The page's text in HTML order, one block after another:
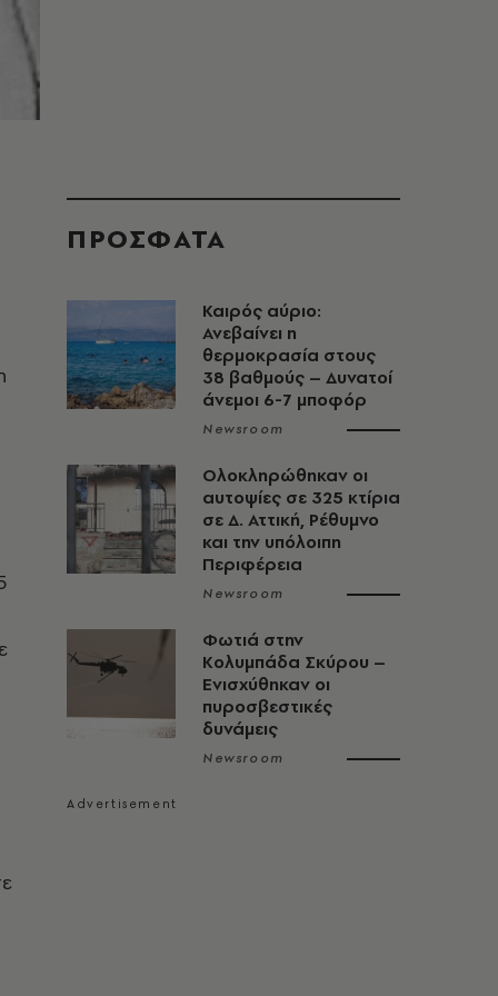
ΠΡΟΣΦΑΤΑ
Καιρός αύριο:
Ανεβαίνει η
θερμοκρασία στους
38 βαθμούς – Δυνατοί
άνεμοι 6-7 μποφόρ
Newsroom
Ολοκληρώθηκαν οι
αυτοψίες σε 325 κτίρια
σε Δ. Αττική, Ρέθυμνο
και την υπόλοιπη
Περιφέρεια
Newsroom
Φωτιά στην
Κολυμπάδα Σκύρου –
Ενισχύθηκαν οι
πυροσβεστικές
δυνάμεις
Newsroom